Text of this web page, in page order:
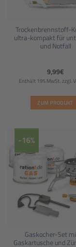
Trockenbrennstoff-
ultra-kompakt für
und Notfall
9,99€
Enthält 19% MwSt.zzgl.
ZUM PRODUKT
-16%
Gaskocher-Set
Gaskartusche und